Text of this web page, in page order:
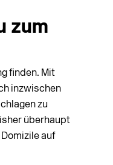
zum
finden. Mit
inzwischen
zu
überhaupt
auf